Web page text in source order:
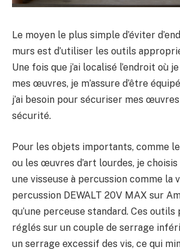
Le moyen le plus simple d’éviter
murs est d’utiliser les outils
Une fois que j’ai localisé l’endroit où
mes œuvres, je m’assure d’être
j’ai besoin pour sécuriser mes
sécurité.
Pour les objets importants, comme
ou les œuvres d’art lourdes, je
une visseuse à percussion comme la
percussion DEWALT 20V MAX sur
qu’une perceuse standard. Ces
réglés sur un couple de serrage
un serrage excessif des vis, ce qui